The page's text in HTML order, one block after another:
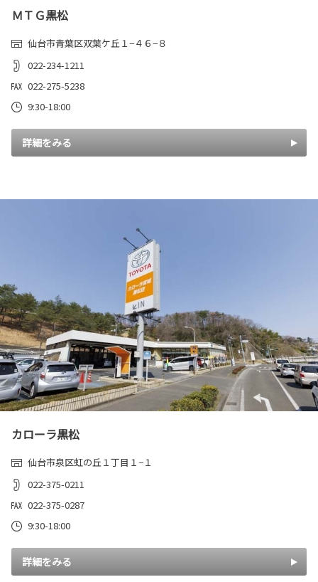
ＭＴＧ黒松
仙台市青葉区双葉ケ丘１−４６−８
022-234-1211
022-275-5238
9:30-18:00
詳細をみる
カローラ黒松
仙台市泉区虹の丘１丁目１−１
022-375-0211
022-375-0287
9:30-18:00
詳細をみる